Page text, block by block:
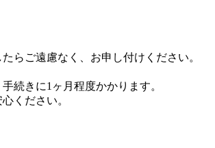
らご遠慮なく、お申し付けください。
続きに1ヶ月程度かかります。
ください。